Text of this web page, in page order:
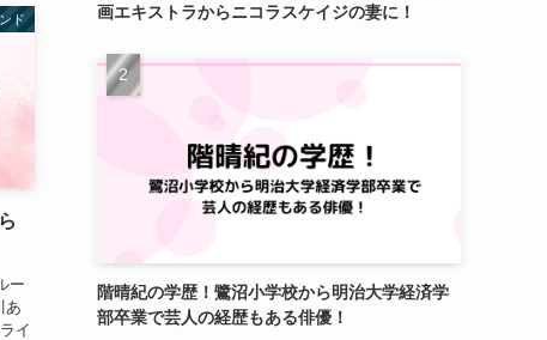
ド
ー
あ
イ
画エキストラからニコラスケイジの妻に！
階晴紀の学歴！鷺沼小学校から明治大学経済学
部卒業で芸人の経歴もある俳優！